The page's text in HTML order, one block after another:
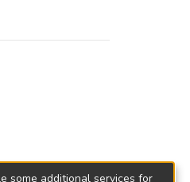
some additional services for